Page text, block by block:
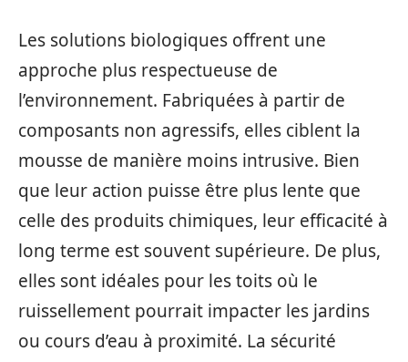
Les solutions biologiques offrent une
approche plus respectueuse de
l’environnement. Fabriquées à partir de
composants non agressifs, elles ciblent la
mousse de manière moins intrusive. Bien
que leur action puisse être plus lente que
celle des produits chimiques, leur efficacité à
long terme est souvent supérieure. De plus,
elles sont idéales pour les toits où le
ruissellement pourrait impacter les jardins
ou cours d’eau à proximité. La sécurité